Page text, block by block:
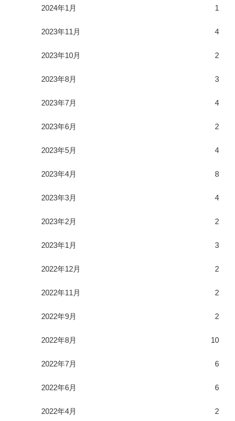
2024年1月 1
2023年11月 4
2023年10月 2
2023年8月 3
2023年7月 4
2023年6月 2
2023年5月 4
2023年4月 8
2023年3月 4
2023年2月 2
2023年1月 3
2022年12月 2
2022年11月 2
2022年9月 2
2022年8月 10
2022年7月 6
2022年6月 6
2022年4月 2